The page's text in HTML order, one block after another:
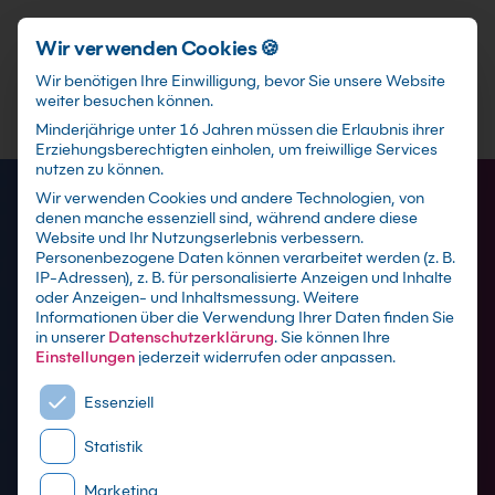
Schnellzugriff
Outlook Kurse
mit Zertifikat als Live online Training,
Präsenzseminar in 21 Microsoft-
Schulungszentren sowie maßgeschneiderte
Wir verwenden Cookies 🍪
Wir benötigen Ihre Einwilligung, bevor Sie unsere Website
weiter besuchen können.
Minderjährige unter 16 Jahren müssen die Erlaubnis ihrer
Erziehungsberechtigten einholen, um freiwillige Services
nutzen zu können.
Wir verwenden Cookies und andere Technologien, von
denen manche essenziell sind, während andere diese
Website und Ihr Nutzungserlebnis verbessern.
Personenbezogene Daten können verarbeitet werden (z. B.
IP-Adressen), z. B. für personalisierte Anzeigen und Inhalte
oder Anzeigen- und Inhaltsmessung.Weitere
Informationen über die Verwendung Ihrer Daten finden Sie
in unserer Datenschutzerklärung.Sie können Ihre
Einstellungen jederzeit widerrufen oder anpassen.
Es folgt eine Liste der Service-Gruppen, für die eine
Essenziell
Statistik
Marketing